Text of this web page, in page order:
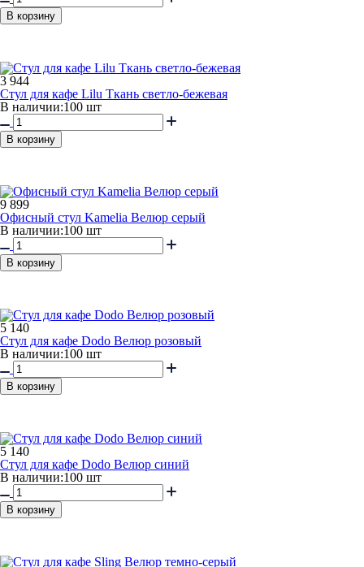
В корзину
3 944
Стул для кафе Lilu Ткань светло-бежевая
В наличии:100 шт
В корзину
9 899
Офисный стул Kamelia Велюр серый
В наличии:100 шт
В корзину
5 140
Стул для кафе Dodo Велюр розовый
В наличии:100 шт
В корзину
5 140
Стул для кафе Dodo Велюр синий
В наличии:100 шт
В корзину